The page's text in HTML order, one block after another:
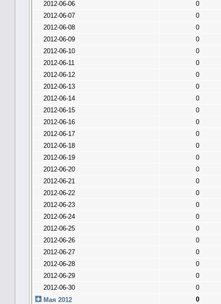
2012-06-06
0
2012-06-07
0
2012-06-08
0
2012-06-09
0
2012-06-10
0
2012-06-11
0
2012-06-12
0
2012-06-13
0
2012-06-14
0
2012-06-15
0
2012-06-16
0
2012-06-17
0
2012-06-18
0
2012-06-19
0
2012-06-20
0
2012-06-21
0
2012-06-22
0
2012-06-23
0
2012-06-24
0
2012-06-25
0
2012-06-26
0
2012-06-27
0
2012-06-28
0
2012-06-29
0
2012-06-30
0
Мая 2012
0